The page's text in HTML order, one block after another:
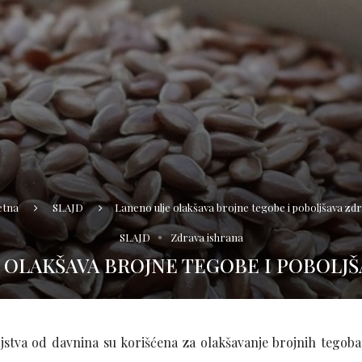
SLAJD Laneno ulje olakšava brojne tegobe i poboljšava
SLAJD Zdrava ishrana
BROJNE TEGOBE I
od davnina su korišćena za olakšavanje brojnih tegoba